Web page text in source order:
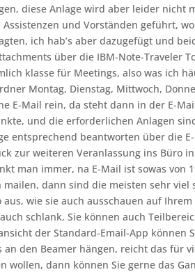
diese Anlage wird aber leider nicht
und Vorständen geführt,
ich hab’s aber dazugefügt und
über die IBM-Note-Traveler
klasse für Meetings, also was ich
Montag, Dienstag, Mittwoch,
E-Mail rein, da steht dann in der E-
und die erforderlichen Anlagen
entsprechend beantworten über die
zur weiteren Veranlassung ins Büro
man immer, na E-Mail ist sowas von
mailen, dann sind die meisten sehr viel
wie sie auch ausschauen auf Ihrem
schlank, Sie können auch
der Standard-Email-App können
den Beamer hängen, reicht das für
wollen, dann können Sie gerne das